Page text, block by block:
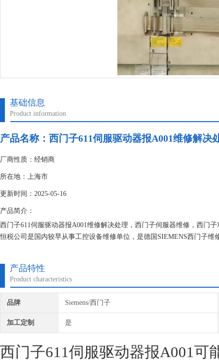
基础信息
Product information
产品名称： 西门子611伺服驱动器报A001维修解决
厂商性质：经销商
所在地：上海市
更新时间：2025-05-16
产品简介：
西门子611伺服驱动器报A001维修解决处理，西门子伺服器维修，西门
恒税公司是国内较早从事工控设备维修单位，是德国SIEMENS西门子
产品特性
Product characteristics
品牌 Siemens/西门子
加工定制 是
西门子611伺服驱动器报A001可